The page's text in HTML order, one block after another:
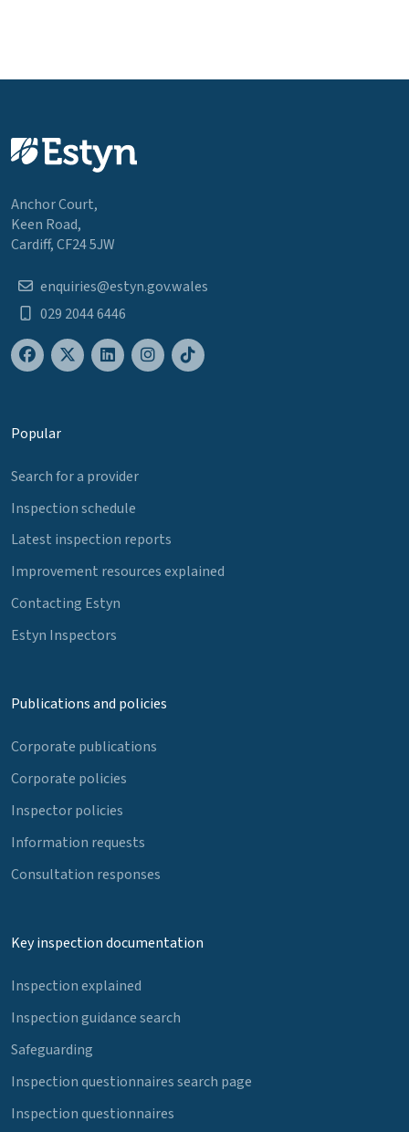
Anchor Court,
Keen Road,
Cardiff, CF24 5JW
enquiries@estyn.gov.wales
029 2044 6446
Popular
Search for a provider
Inspection schedule
Latest inspection reports
Improvement resources explained
Contacting Estyn
Estyn Inspectors
Publications and policies
Corporate publications
Corporate policies
Inspector policies
Information requests
Consultation responses
Key inspection documentation
Inspection explained
Inspection guidance search
Safeguarding
Inspection questionnaires search page
Inspection questionnaires